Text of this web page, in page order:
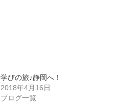
学びの旅♪静岡へ！
2018年4月16日
ブログ一覧